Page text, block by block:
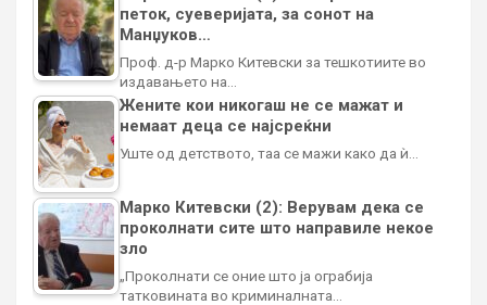
петок, суеверијата, за сонот на
Манџуков…
Проф. д-р Марко Китевски за тешкотиите во
издавањето на…
Жените кои никогаш не се мажат и
немаат деца се најсреќни
Уште од детството, таа се мажи како да ѝ…
Марко Китевски (2): Верувам дека се
проколнати сите што направиле некое
зло
„Проколнати се оние што ја ограбија
татковината во криминалната…